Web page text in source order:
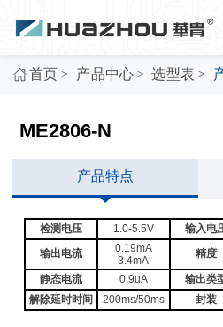
首页 > 产品中心 > 选型表 >
ME2806-N
产品特点
检测电压 1.0-5.5V 输入电
输出电流
0.19mA
3.4mA
精度
静态电流
0.9uA 输出类
解除延时时间
200ms/50ms 封装